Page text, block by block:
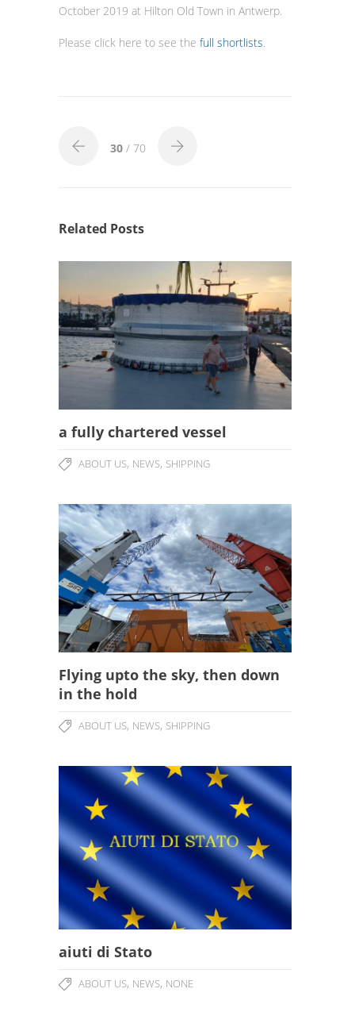
October 2019 at Hilton Old Town in Antwerp.
Please click here to see the full shortlists.
30 / 70
Related Posts
a fully chartered vessel
ABOUT US, NEWS, SHIPPING
Flying upto the sky, then down
in the hold
ABOUT US, NEWS, SHIPPING
aiuti di Stato
ABOUT US, NEWS, NONE